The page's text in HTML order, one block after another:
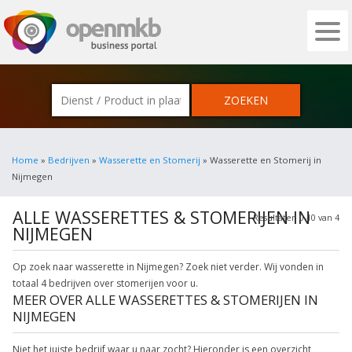
OPENMKB - DE ZAKELIJKE PORTAL
Home » Bedrijven » Wasserette en Stomerij » Wasserette en Stomerij in
Nijmegen
Resultaten 0-10 van 4
ALLE WASSERETTES & STOMERIJEN IN
NIJMEGEN
Op zoek naar wasserette in Nijmegen? Zoek niet verder. Wij vonden in
totaal 4 bedrijven over stomerijen voor u.
MEER OVER ALLE WASSERETTES & STOMERIJEN IN
NIJMEGEN
Niet het juiste bedrijf waar u naar zocht? Hieronder is een overzicht